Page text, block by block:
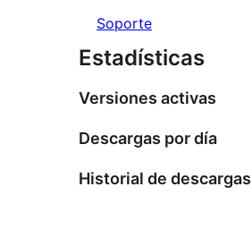
Soporte
Estadísticas
Versiones activas
Descargas por día
Historial de descargas